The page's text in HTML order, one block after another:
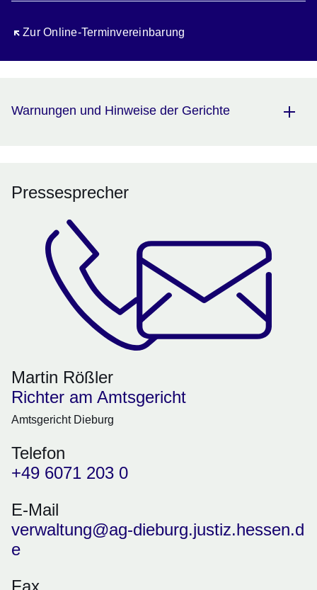
Zur Online-Terminvereinbarung
Öffnet sich in einem neuen Fenster
Warnungen und Hinweise der Gerichte
Pressesprecher
Martin Rößler
Richter am Amtsgericht
Amtsgericht Dieburg
Telefon
+49 6071 203 0
E-Mail
verwaltung@ag-dieburg.justiz.hessen.d
e